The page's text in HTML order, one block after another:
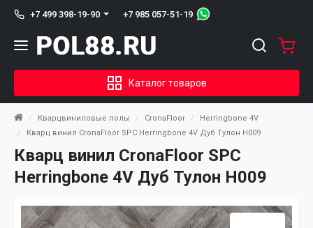
+7 499 398-19-90 +7 985 057-51-19
Каталог товаров
Кварцвиниловые полы CronaFloor
Herringbone 4V
Кварц винил CronaFloor SPC Herringbone 4V Дуб Тулон H009
Кварц винил CronaFloor SPC
Herringbone 4V Дуб Тулон H009